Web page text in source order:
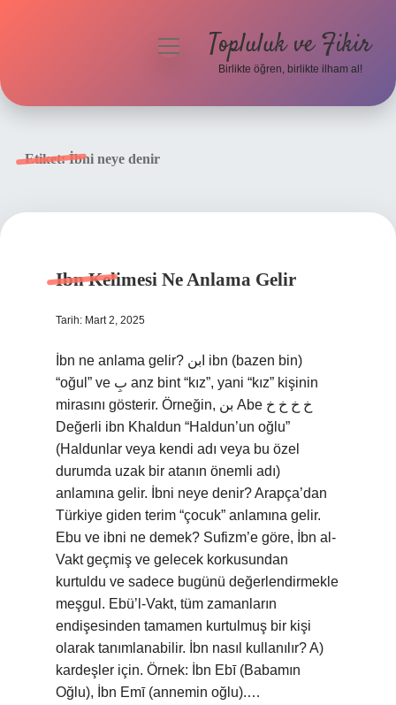
menüyüTopluluk ve Fikir
Birlikte öğren, birlikte ilham al!
Etiket:İbni neye denir
Ibn Kelimesi Ne Anlama Gelir
Tarih: Mart 2, 2025
İbn ne anlama gelir? ابن ibn (bazen bin)
“oğul” ve بِ anz bint “kız”, yani “kız” kişinin
mirasını gösterir. Örneğin, بن Abe خ خ خ خ
Değerli ibn Khaldun “Haldun’un oğlu”
(Haldunlar veya kendi adı veya bu özel
durumda uzak bir atanın önemli adı)
anlamına gelir. İbni neye denir? Arapça’dan
Türkiye giden terim “çocuk” anlamına gelir.
Ebu ve ibni ne demek? Sufizm’e göre, İbn al-
Vakt geçmiş ve gelecek korkusundan
kurtuldu ve sadece bugünü değerlendirmekle
meşgul. Ebü’l-Vakt, tüm zamanların
endişesinden tamamen kurtulmuş bir kişi
olarak tanımlanabilir. İbn nasıl kullanılır? A)
kardeşler için. Örnek: İbn Ebī (Babamın
Oğlu), İbn Emī (annemin oğlu).…